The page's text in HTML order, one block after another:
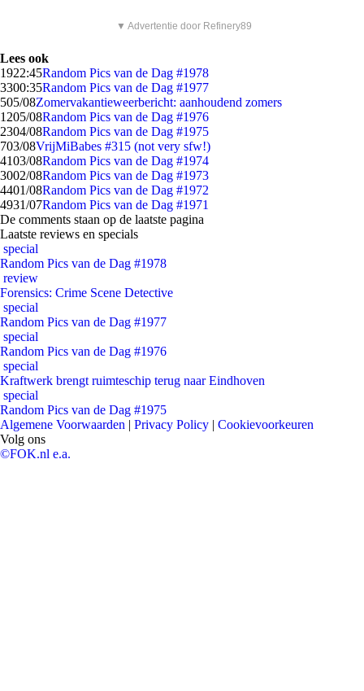
▼ Advertentie door Refinery89
Lees ook
1922:45Random Pics van de Dag #1978
3300:35Random Pics van de Dag #1977
505/08Zomervakantieweerbericht: aanhoudend zomers
1205/08Random Pics van de Dag #1976
2304/08Random Pics van de Dag #1975
703/08VrijMiBabes #315 (not very sfw!)
4103/08Random Pics van de Dag #1974
3002/08Random Pics van de Dag #1973
4401/08Random Pics van de Dag #1972
4931/07Random Pics van de Dag #1971
De comments staan op de laatste pagina
Laatste reviews en specials
special
Random Pics van de Dag #1978
review
Forensics: Crime Scene Detective
special
Random Pics van de Dag #1977
special
Random Pics van de Dag #1976
special
Kraftwerk brengt ruimteschip terug naar Eindhoven
special
Random Pics van de Dag #1975
Algemene Voorwaarden | Privacy Policy | Cookievoorkeuren
Volg ons
©FOK.nl e.a.